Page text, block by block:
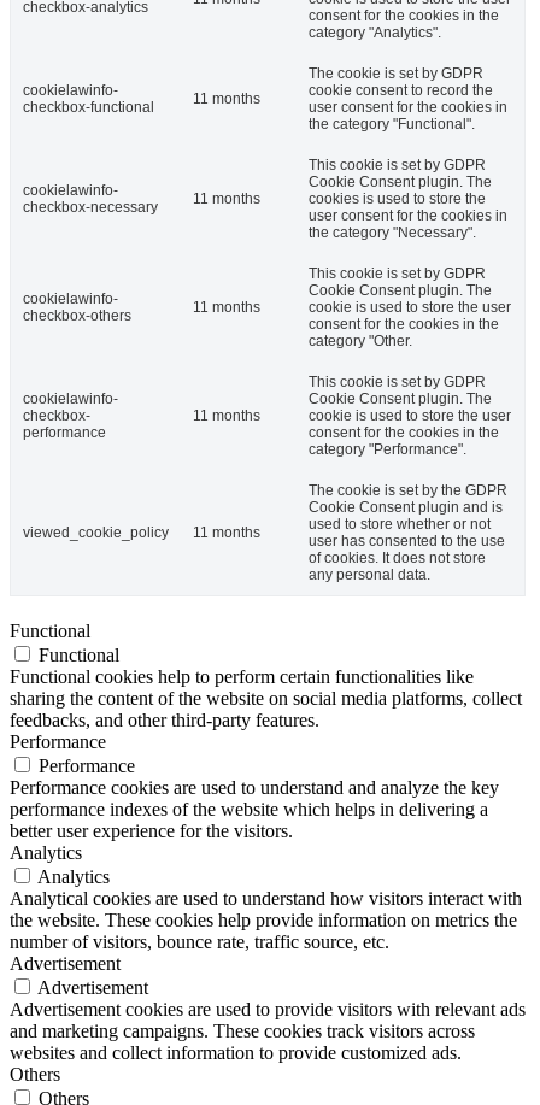
checkbox-analytics
consent for the cookies in the
category "Analytics".
cookielawinfo-
checkbox-functional
11 months
The cookie is set by GDPR
cookie consent to record the
user consent for the cookies in
the category "Functional".
cookielawinfo-
checkbox-necessary
11 months
This cookie is set by GDPR
Cookie Consent plugin. The
cookies is used to store the
user consent for the cookies in
the category "Necessary".
cookielawinfo-
checkbox-others
11 months
This cookie is set by GDPR
Cookie Consent plugin. The
cookie is used to store the user
consent for the cookies in the
category "Other.
cookielawinfo-
checkbox-
performance
11 months
This cookie is set by GDPR
Cookie Consent plugin. The
cookie is used to store the user
consent for the cookies in the
category "Performance".
viewed_cookie_policy 11 months
The cookie is set by the GDPR
Cookie Consent plugin and is
used to store whether or not
user has consented to the use
of cookies. It does not store
any personal data.
Functional
Functional
Functional cookies help to perform certain functionalities like
sharing the content of the website on social media platforms, collect
feedbacks, and other third-party features.
Performance
Performance
Performance cookies are used to understand and analyze the key
performance indexes of the website which helps in delivering a
better user experience for the visitors.
Analytics
Analytics
Analytical cookies are used to understand how visitors interact with
the website. These cookies help provide information on metrics the
number of visitors, bounce rate, traffic source, etc.
Advertisement
Advertisement
Advertisement cookies are used to provide visitors with relevant ads
and marketing campaigns. These cookies track visitors across
websites and collect information to provide customized ads.
Others
Others